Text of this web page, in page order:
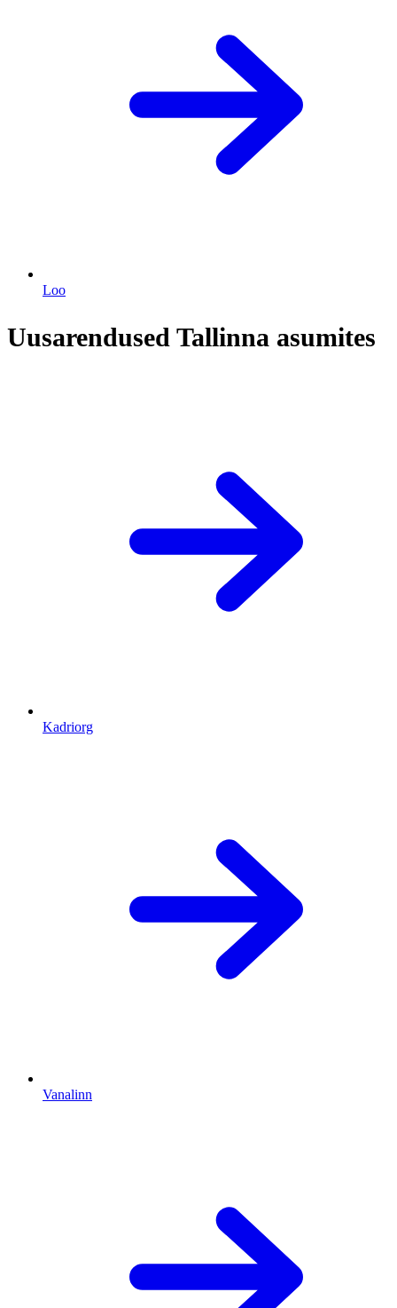
Loo
Uusarendused Tallinna asumites
Kadriorg
Vanalinn